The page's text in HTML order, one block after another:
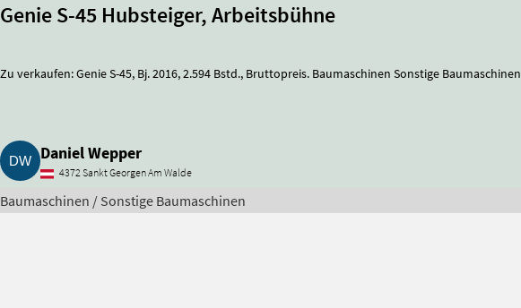
Genie S-45 Hubsteiger, Arbeitsbühne
Zu verkaufen: Genie S-45, Bj. 2016, 2.594 Bstd., Bruttopreis. Baumaschinen Sonstige Baumaschinen
Daniel Wepper
4372 Sankt Georgen Am Walde
Baumaschinen / Sonstige Baumaschinen